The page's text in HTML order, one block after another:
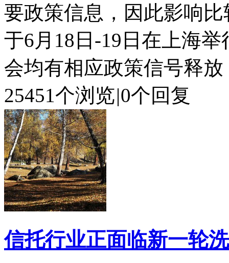
要政策信息，因此影响
于6月18日-19日在上海
会均有相应政策信号释放
25451个浏览|0个回复
信托行业正面临新一轮